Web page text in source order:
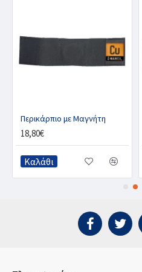
Περικάρπιο με Μαγνήτη
18,80€
Καλάθι